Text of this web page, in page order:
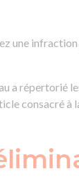
une infraction
a
consacré à